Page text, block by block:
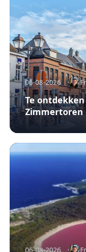
06-08-2026
Te
Zimmertoren
06-08-2026